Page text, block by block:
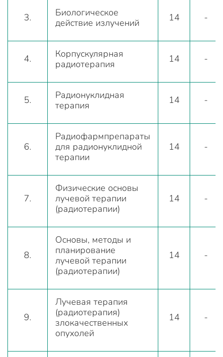
3.
Биологическое
действие излучений
14 -
4.
Корпускулярная
радиотерапия
14 -
5.
Радионуклидная
терапия
14 -
6.
Радиофармпрепараты
для радионуклидной
терапии
14 -
7.
Физические основы
лучевой терапии
(радиотерапии)
14 -
8.
Основы, методы и
планирование
лучевой терапии
(радиотерапии)
14 -
9.
Лучевая терапия
(радиотерапия)
злокачественных
опухолей
14 -